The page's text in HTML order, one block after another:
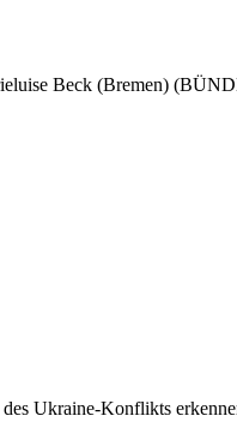
Beck (Bremen)
Ukraine-Konflikts